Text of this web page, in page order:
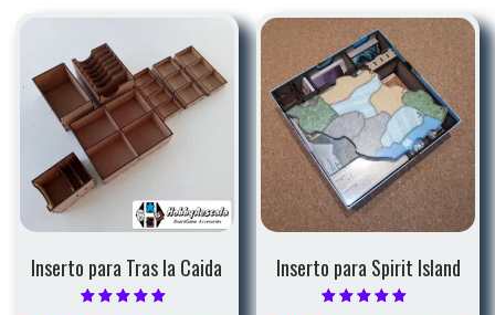
Las
opciones
pueden
elegir
página
de
Inserto para Tras la Caida Inserto para Spirit Island